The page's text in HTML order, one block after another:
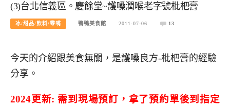
(3)台北信義區。慶餘堂~護嗓潤喉老字號枇杷膏
冰/甜品/飲料/零嘴 鴨鴨美食館 2011-07-06 13
今天的介紹跟美食無關，是護嗓良方-枇杷膏的經驗
分享。
2024更新: 需到現場預訂，拿了預約單後到指定